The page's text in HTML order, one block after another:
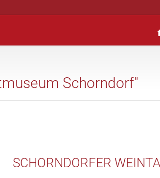
Schorndorf"
SCHORNDORFER